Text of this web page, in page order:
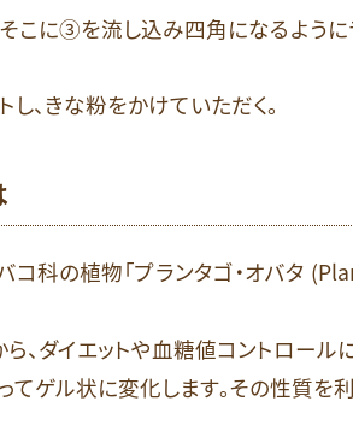
そこに③を流し込み四角になるよう
、きな粉をかけていただく。
コ科の植物「プランタゴ・オバタ
、ダイエットや血糖値コントロール
てゲル状に変化します。その性質